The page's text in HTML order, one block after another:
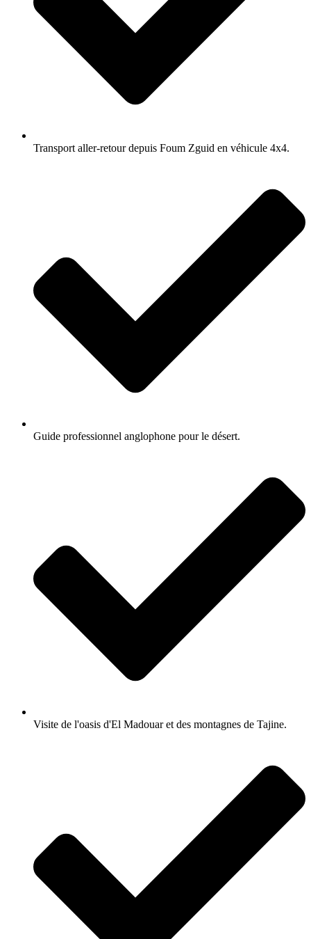
Transport aller-retour depuis Foum Zguid en véhicule 4x4.
Guide professionnel anglophone pour le désert.
Visite de l'oasis d'El Madouar et des montagnes de Tajine.